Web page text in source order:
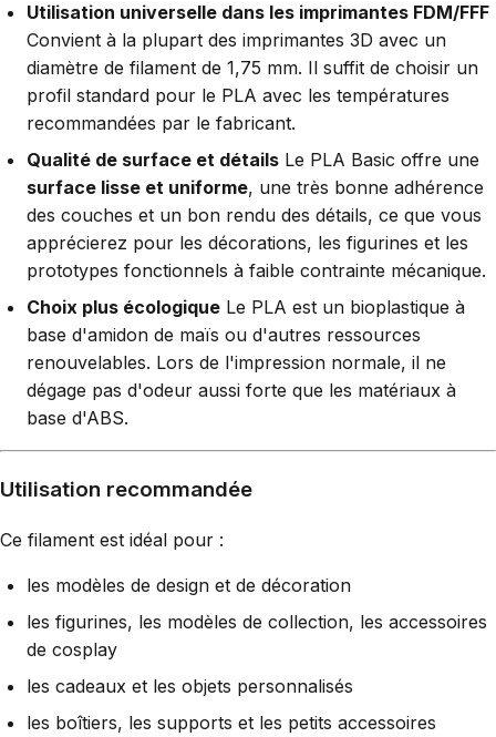
Utilisation universelle dans les imprimantes FDM/FFF
Convient à la plupart des imprimantes 3D avec un
diamètre de filament de 1,75 mm. Il suffit de choisir un
profil standard pour le PLA avec les températures
recommandées par le fabricant.
Qualité de surface et détails Le PLA Basic offre une
surface lisse et uniforme, une très bonne adhérence
des couches et un bon rendu des détails, ce que vous
apprécierez pour les décorations, les figurines et les
prototypes fonctionnels à faible contrainte mécanique.
Choix plus écologique Le PLA est un bioplastique à
base d'amidon de maïs ou d'autres ressources
renouvelables. Lors de l'impression normale, il ne
dégage pas d'odeur aussi forte que les matériaux à
base d'ABS.
Utilisation recommandée
Ce filament est idéal pour :
les modèles de design et de décoration
les figurines, les modèles de collection, les accessoires
de cosplay
les cadeaux et les objets personnalisés
les boîtiers, les supports et les petits accessoires